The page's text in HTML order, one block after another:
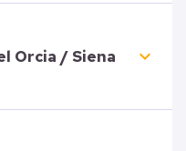
Orcia / Siena
keyboard_arrow_down